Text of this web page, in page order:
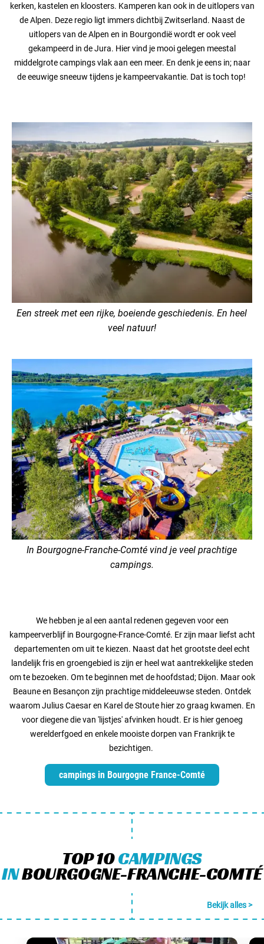
kerken, kastelen en kloosters. Kamperen kan ook in de uitlopers van
de Alpen. Deze regio ligt immers dichtbij Zwitserland. Naast de
uitlopers van de Alpen en in Bourgondië wordt er ook veel
gekampeerd in de Jura. Hier vind je mooi gelegen meestal
middelgrote campings vlak aan een meer. En denk je eens in; naar
de eeuwige sneeuw tijdens je kampeervakantie. Dat is toch top!
Een streek met een rijke, boeiende geschiedenis. En heel
veel natuur!
In Bourgogne-Franche-Comté vind je veel prachtige
campings.
We hebben je al een aantal redenen gegeven voor een
kampeerverblijf in Bourgogne-France-Comté. Er zijn maar liefst acht
departementen om uit te kiezen. Naast dat het grootste deel echt
landelijk fris en groengebied is zijn er heel wat aantrekkelijke steden
om te bezoeken. Om te beginnen met de hoofdstad; Dijon. Maar ook
Beaune en Besançon zijn prachtige middeleeuwse steden. Ontdek
waarom Julius Caesar en Karel de Stoute hier zo graag kwamen. En
voor diegene die van 'lijstjes' afvinken houdt. Er is hier genoeg
werelderfgoed en enkele mooiste dorpen van Frankrijk te
bezichtigen.
campings in Bourgogne France-Comté
TOP 10CAMPINGS
INBOURGOGNE-FRANCHE-COMTÉ
Bekijk alles >